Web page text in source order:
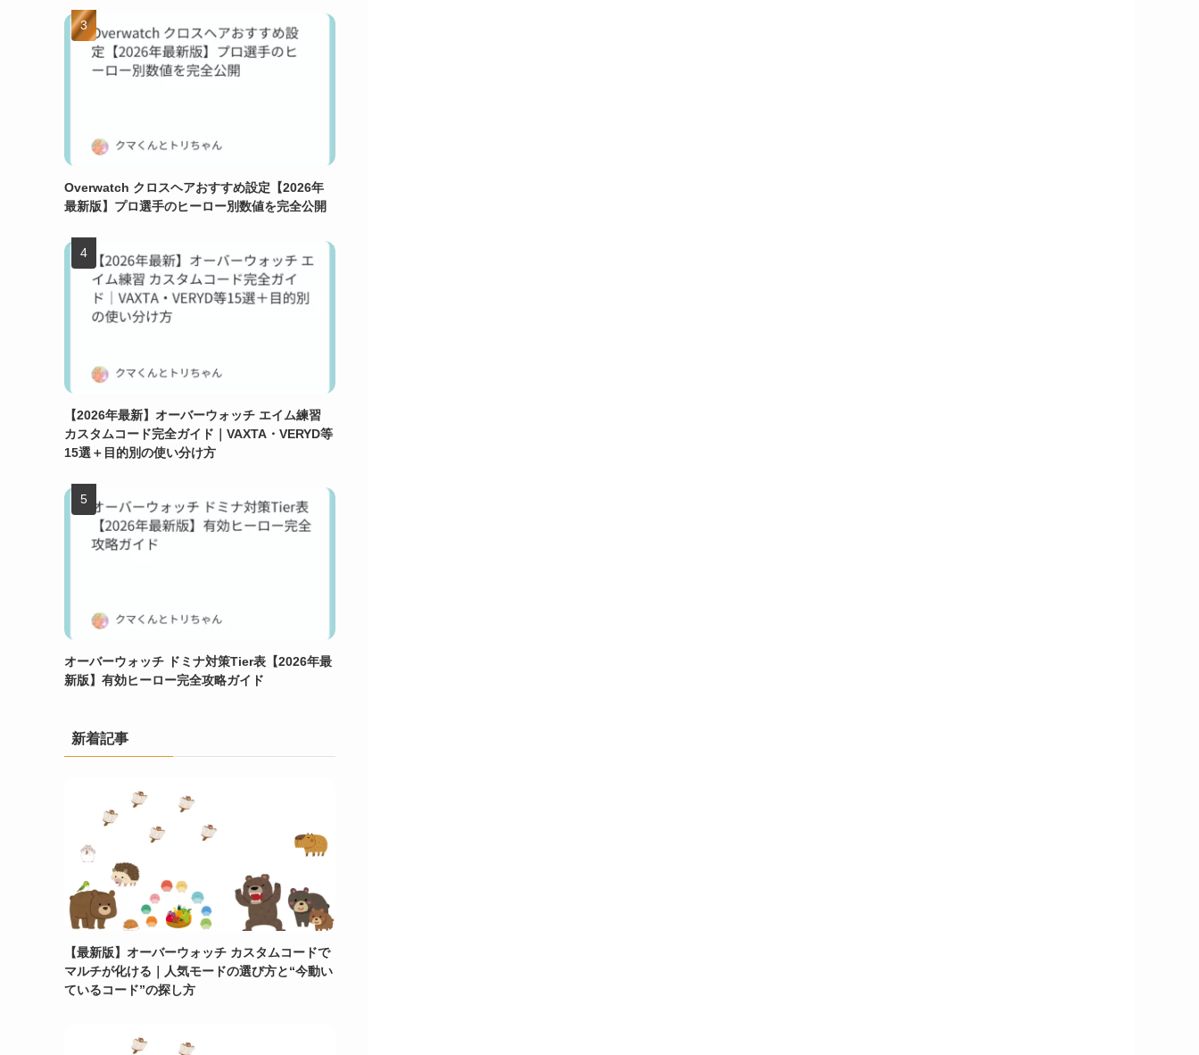
Overwatch クロスヘアおすすめ設定【2026年
最新版】プロ選手のヒーロー別数値を完全公開
【2026年最新】オーバーウォッチ エイム練習
カスタムコード完全ガイド｜VAXTA・VERYD等
15選＋目的別の使い分け方
オーバーウォッチ ドミナ対策Tier表【2026年最
新版】有効ヒーロー完全攻略ガイド
新着記事
【最新版】オーバーウォッチ カスタムコードで
マルチが化ける｜人気モードの選び方と“今動い
ているコード”の探し方